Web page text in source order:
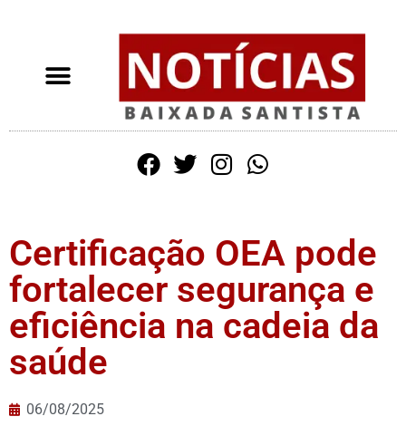
Certificação OEA pode
fortalecer segurança e
eficiência na cadeia da
saúde
06/08/2025